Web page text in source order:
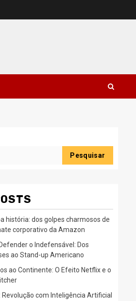
Pesquisar
história: dos golpes charmosos de
corporativo da Amazon
o Indefensável: Dos
ao Stand-up Americano
ao Continente: O Efeito Netflix e o
Revolução com Inteligência Artificial